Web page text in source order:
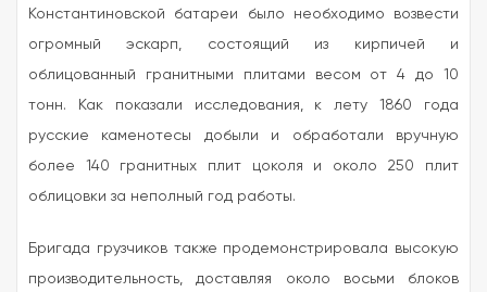
Константиновской батареи было необходимо возвести
огромный эскарп, состоящий из кирпичей и
облицованный гранитными плитами весом от 4 до 10
тонн. Как показали исследования, к лету 1860 года
русские каменотесы добыли и обработали вручную
более 140 гранитных плит цоколя и около 250 плит
облицовки за неполный год работы.
Бригада грузчиков также продемонстрировала высокую
производительность, доставляя около восьми блоков